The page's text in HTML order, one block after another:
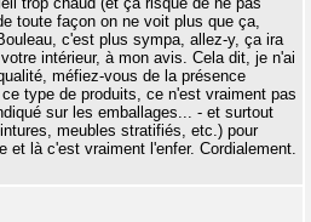
toute façon on ne voit plus que ça,
c'est plus sympa, allez-y, ça ira
intérieur, à mon avis. Cela dit, je n'ai
méfiez-vous de la présence
type de produits, ce n'est vraiment pas
sur les emballages... - et surtout
meubles stratifiés, etc.) pour
et là c'est vraiment l'enfer. Cordialement.